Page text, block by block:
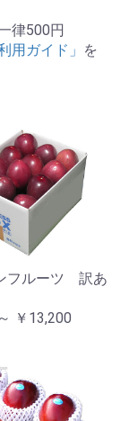
律500円
用ガイド」 を
フルーツ 訳あ
￥13,200